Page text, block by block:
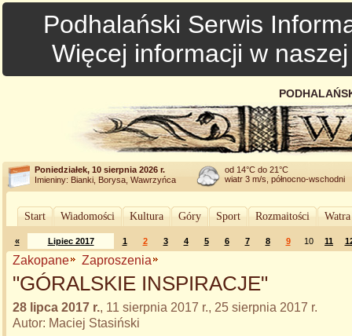
Podhalański Serwis
Więcej informacji w
Poniedziałek, 10 sierpnia 2026 r.
Imieniny: Bianki, Borysa, Wawrzyńca
od 14°C do 21°C
wiatr 3 m/s, północno-wschodni
Start Wiadomości Kultura Góry Sport Rozmaitości
« Lipiec 2017 1 2 3 4 5 6 7 8 9 10 11
Zakopane Zaproszenia
"GÓRALSKIE INSPIRACJE"
28 lipca 2017 r., 11 sierpnia 2017 r., 25 sierpnia 2017 r.
Autor: Maciej Stasiński